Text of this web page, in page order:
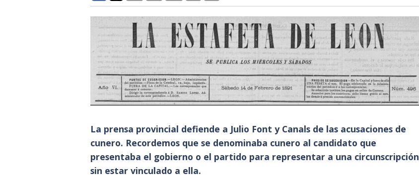
La prensa provincial defiende a Julio Font y Canals de las acusaciones de
cunero. Recordemos que se denominaba cunero al candidato que
presentaba el gobierno o el partido para representar a una circunscripción
sin estar vinculado a ella.